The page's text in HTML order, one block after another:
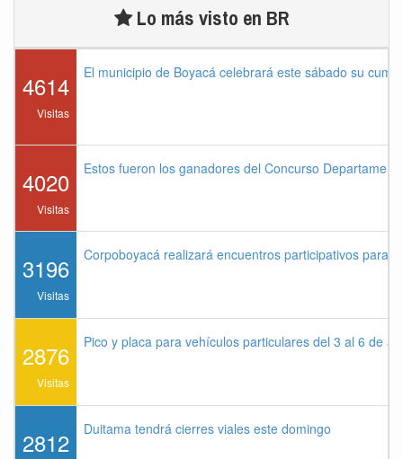
Lo más visto en BR
4614
Visitas
El municipio de Boyacá celebrará este sábado su
4020
Visitas
Estos fueron los ganadores del Concurso
3196
Visitas
Corpoboyacá realizará encuentros participativos para
2876
Visitas
Pico y placa para vehículos particulares del 3 al 6 de
2812 Duitama tendrá cierres viales este domingo